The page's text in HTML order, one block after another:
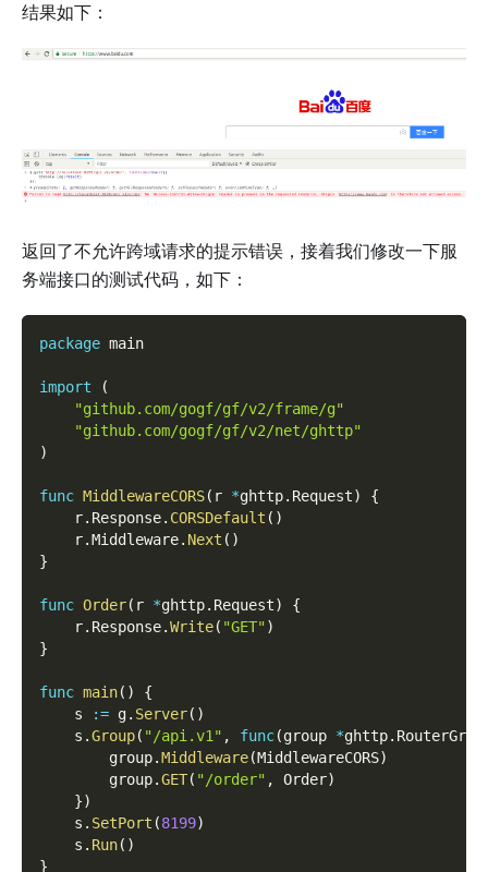
结果如下：
返回了不允许跨域请求的提示错误，接着我们修改一下服
务端接口的测试代码，如下：
package main
import
(
"github.com/gogf/gf/v2/frame/g"
"github.com/gogf/gf/v2/net/ghttp"
)
func MiddlewareCORS( r *ghttp. Request)
{
    r
. Response. CORSDefault ( )
    r
.Middleware. Next ( )
}
func Order( r *ghttp. Request)
{
    r
. Response.Write( "GET")
}
func main( )
{
    s
:= g. Server( )
    s
.Group( "/api.v1" , func(group *ghttp.
        group
.Middleware(MiddlewareCORS)
        group
.GET( "/order" , Order)
})
    s
. SetPort (8199)
    s
. Run( )
}